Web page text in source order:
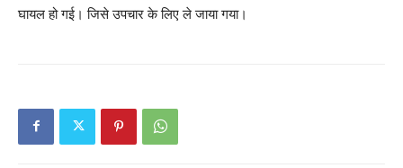
घायल हो गई। जिसे उपचार के लिए ले जाया गया।